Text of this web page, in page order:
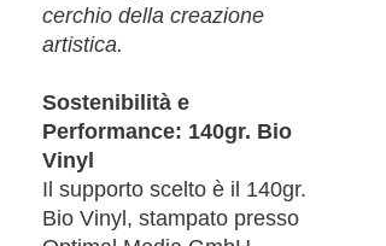
cerchio della creazione
artistica.
Sostenibilità e
Performance: 140gr. Bio
Vinyl
Il supporto scelto è il 140gr.
Bio Vinyl, stampato presso